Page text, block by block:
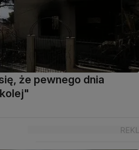
że pewnego dnia